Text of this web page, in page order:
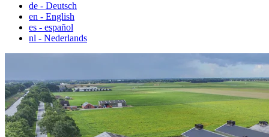
de - Deutsch
en - English
es - español
nl - Nederlands